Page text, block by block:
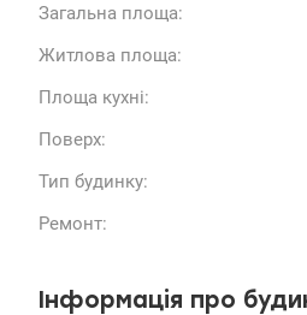
Загальна площа:
Житлова площа:
Площа кухні:
Поверх:
Тип будинку:
Ремонт:
Інформація про